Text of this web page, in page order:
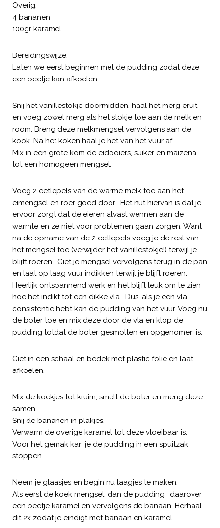
Overig:
4 bananen
100gr karamel
Bereidingswijze:
Laten we eerst beginnen met de pudding zodat deze
een beetje kan afkoelen.
Snij het vanillestokje doormidden, haal het merg eruit
en voeg zowel merg als het stokje toe aan de melk en
room. Breng deze melkmengsel vervolgens aan de
kook. Na het koken haal je het van het vuur af.
Mix in een grote kom de eidooiers, suiker en maizena
tot een homogeen mengsel.
Voeg 2 eetlepels van de warme melk toe aan het
eimengsel en roer goed door. Het nut hiervan is dat je
ervoor zorgt dat de eieren alvast wennen aan de
warmte en ze niet voor problemen gaan zorgen. Want
na de opname van de 2 eetlepels voeg je de rest van
het mengsel toe (verwijder het vanillestokje!) terwijl je
blijft roeren. Giet je mengsel vervolgens terug in de pan
en laat op laag vuur indikken terwijl je blijft roeren.
Heerlijk ontspannend werk en het blijft leuk om te zien
hoe het indikt tot een dikke vla. Dus, als je een vla
consistentie hebt kan de pudding van het vuur. Voeg nu
de boter toe en mix deze door de vla en klop de
pudding totdat de boter gesmolten en opgenomen is.
Giet in een schaal en bedek met plastic folie en laat
afkoelen.
Mix de koekjes tot kruim, smelt de boter en meng deze
samen.
Snij de bananen in plakjes.
Verwarm de overige karamel tot deze vloeibaar is.
Voor het gemak kan je de pudding in een spuitzak
stoppen.
Neem je glaasjes en begin nu laagjes te maken.
Als eerst de koek mengsel, dan de pudding, daarover
een beetje karamel en vervolgens de banaan. Herhaal
dit 2x zodat je eindigt met banaan en karamel.